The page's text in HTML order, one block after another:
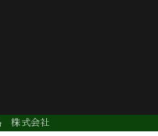
株式会社